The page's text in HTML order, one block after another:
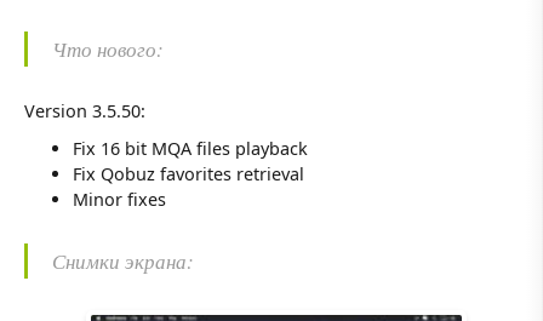
Что нового:
Version 3.5.50:
Fix 16 bit MQA files playback
Fix Qobuz favorites retrieval
Minor fixes
Снимки экрана: